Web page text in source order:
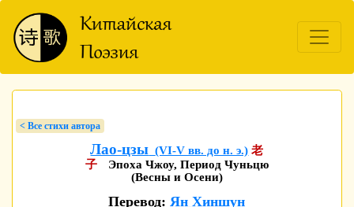
< Bсе стихи автора
Лао-цзы (VI-V вв. до н. э.) 老
子
Эпоха Чжоу, Период Чуньцю
(Весны и Осени)
Перевод:Ян Хиншун